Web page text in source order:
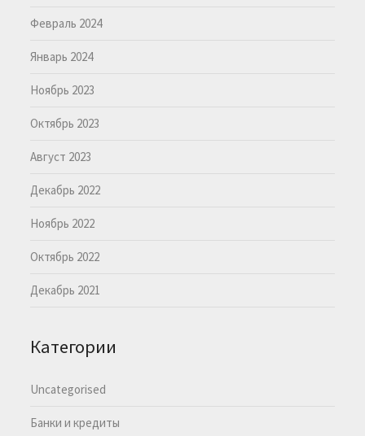
Февраль 2024
Январь 2024
Ноябрь 2023
Октябрь 2023
Август 2023
Декабрь 2022
Ноябрь 2022
Октябрь 2022
Декабрь 2021
Категории
Uncategorised
Банки и кредиты